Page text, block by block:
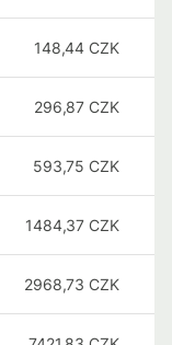
148,44 CZK
296,87 CZK
593,75 CZK
1484,37 CZK
2968,73 CZK